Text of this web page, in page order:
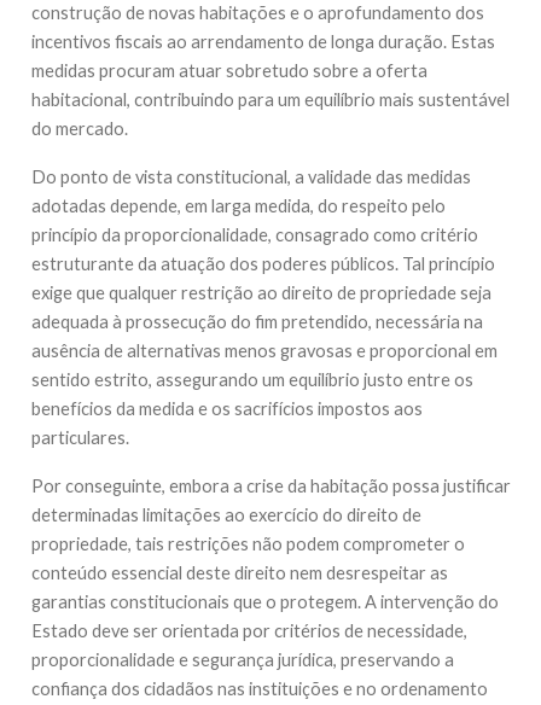
construção de novas habitações e o aprofundamento dos
incentivos fiscais ao arrendamento de longa duração. Estas
medidas procuram atuar sobretudo sobre a oferta
habitacional, contribuindo para um equilíbrio mais sustentável
do mercado.
Do ponto de vista constitucional, a validade das medidas
adotadas depende, em larga medida, do respeito pelo
princípio da proporcionalidade, consagrado como critério
estruturante da atuação dos poderes públicos. Tal princípio
exige que qualquer restrição ao direito de propriedade seja
adequada à prossecução do fim pretendido, necessária na
ausência de alternativas menos gravosas e proporcional em
sentido estrito, assegurando um equilíbrio justo entre os
benefícios da medida e os sacrifícios impostos aos
particulares.
Por conseguinte, embora a crise da habitação possa justificar
determinadas limitações ao exercício do direito de
propriedade, tais restrições não podem comprometer o
conteúdo essencial deste direito nem desrespeitar as
garantias constitucionais que o protegem. A intervenção do
Estado deve ser orientada por critérios de necessidade,
proporcionalidade e segurança jurídica, preservando a
confiança dos cidadãos nas instituições e no ordenamento